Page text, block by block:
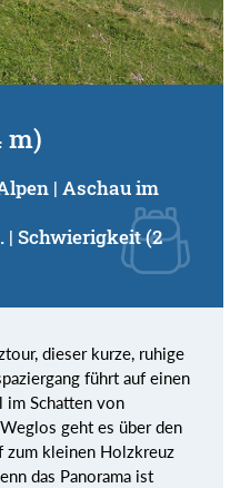
m)
| Aschau im
| Schwierigkeit (2
dieser kurze, ruhige
führt auf einen
im Schatten von
geht es über den
zum kleinen Holzkreuz
das Panorama ist